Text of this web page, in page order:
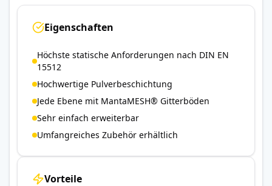
Eigenschaften
Höchste statische Anforderungen nach DIN EN
15512
Hochwertige Pulverbeschichtung
Jede Ebene mit MantaMESH® Gitterböden
Sehr einfach erweiterbar
Umfangreiches Zubehör erhältlich
Vorteile